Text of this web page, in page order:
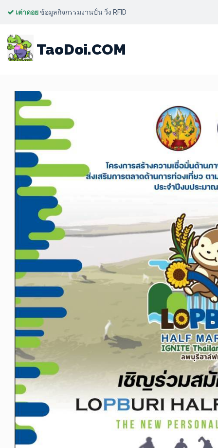
เต่าดอยข้อมูลกิจกรรมงานปั่น วิ่ง RFID
TaoDoi.COM
LOPBULI HALF MARATHON